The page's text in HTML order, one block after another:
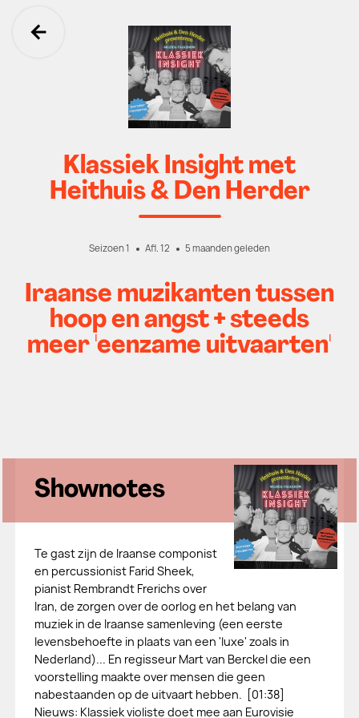
Ga terug
Klassiek Insight met
Heithuis & Den Herder
Seizoen 1 Afl. 12 5 maanden geleden
Iraanse muzikanten tussen
hoop en angst + steeds
meer 'eenzame uitvaarten'
Shownotes
Te gast zijn de Iraanse componist
en percussionist Farid Sheek,
pianist Rembrandt Frerichs over
Iran, de zorgen over de oorlog en het belang van
muziek in de Iraanse samenleving (een eerste
levensbehoefte in plaats van een 'luxe' zoals in
Nederland)... En regisseur Mart van Berckel die een
voorstelling maakte over mensen die geen
nabestaanden op de uitvaart hebben. [01:38]
Nieuws: Klassiek violiste doet mee aan Eurovisie